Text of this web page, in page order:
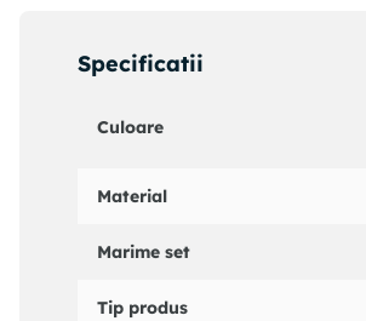
Specificatii
Culoare
Material
Marime set
Tip produs